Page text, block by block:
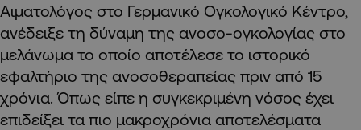
Αιματολόγος στο Γερμανικό Ογκολογικό Κέντρο,
ανέδειξε τη δύναμη της ανοσο-ογκολογίας στο
μελάνωμα το οποίο αποτέλεσε το ιστορικό
εφαλτήριο της ανοσοθεραπείας πριν από 15
χρόνια. Όπως είπε η συγκεκριμένη νόσος έχει
επιδείξει τα πιο μακροχρόνια αποτελέσματα